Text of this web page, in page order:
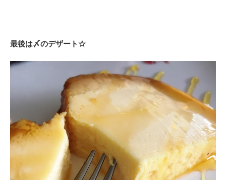
最後は〆のデザート☆